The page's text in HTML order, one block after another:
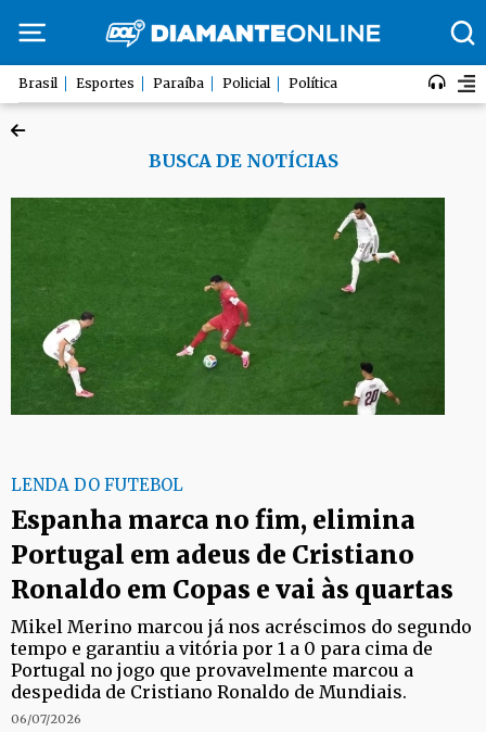
Brasil Esportes Paraíba Policial Política
BUSCA DE NOTÍCIAS
LENDA DO FUTEBOL
Espanha marca no fim, elimina
Portugal em adeus de Cristiano
Ronaldo em Copas e vai às quartas
Mikel Merino marcou já nos acréscimos do segundo
tempo e garantiu a vitória por 1 a 0 para cima de
Portugal no jogo que provavelmente marcou a
despedida de Cristiano Ronaldo de Mundiais.
06/07/2026